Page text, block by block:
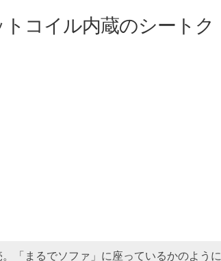
コイル内蔵のシートク
「まるでソファ」に座っているかのように